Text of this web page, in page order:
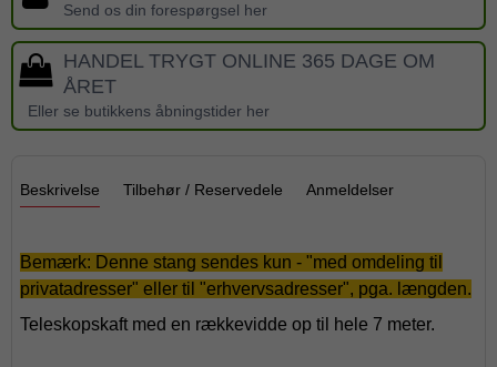
Send os din forespørgsel her
HANDEL TRYGT ONLINE 365 DAGE OM
ÅRET
Eller se butikkens åbningstider her
Beskrivelse Tilbehør / Reservedele Anmeldelser
Bemærk: Denne stang sendes kun - "med omdeling til
privatadresser" eller til "erhvervsadresser", pga. længden.
Teleskopskaft med en rækkevidde op til hele 7 meter.